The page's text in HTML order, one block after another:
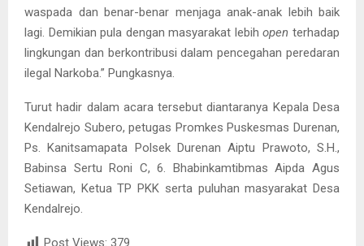
waspada dan benar-benar menjaga anak-anak lebih baik
lagi. Demikian pula dengan masyarakat lebihopen terhadap
lingkungan dan berkontribusi dalam pencegahan peredaran
ilegal Narkoba.” Pungkasnya.
Turut hadir dalam acara tersebut diantaranya Kepala Desa
Kendalrejo Subero, petugas Promkes Puskesmas Durenan,
Ps. Kanitsamapata Polsek Durenan Aiptu Prawoto, S.H.,
Babinsa Sertu Roni C, 6. Bhabinkamtibmas Aipda Agus
Setiawan, Ketua TP PKK serta puluhan masyarakat Desa
Kendalrejo.
Post Views: 379